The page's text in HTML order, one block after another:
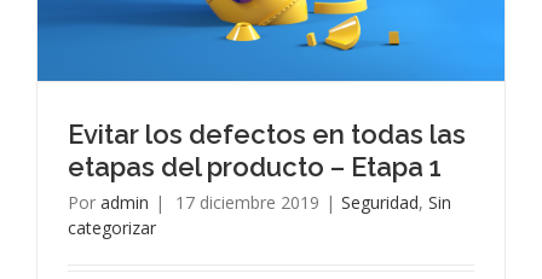
Evitar los defectos en todas las
etapas del producto – Etapa 1
Por admin | 17 diciembre 2019 | Seguridad, Sin
categorizar